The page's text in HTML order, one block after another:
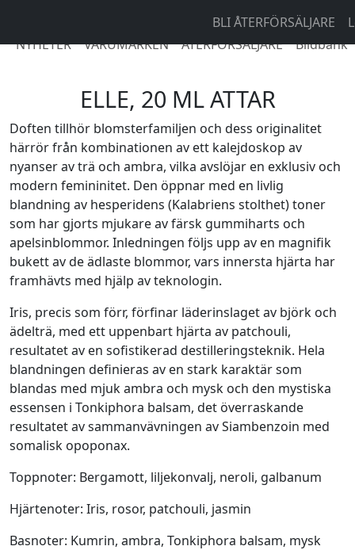
BLI ÅTERFÖRSÄLJARE
NYHETER
VARUMÄRKEN ÅTERFÖRSÄLJARE Bildbank
ELLE, 20 ML ATTAR
Doften tillhör blomsterfamiljen och dess originalitet
härrör från kombinationen av ett kalejdoskop av
nyanser av trä och ambra, vilka avslöjar en exklusiv och
modern femininitet. Den öppnar med en livlig
blandning av hesperidens (Kalabriens stolthet) toner
som har gjorts mjukare av färsk gummiharts och
apelsinblommor. Inledningen följs upp av en magnifik
bukett av de ädlaste blommor, vars innersta hjärta har
framhävts med hjälp av teknologin.
Iris, precis som förr, förfinar läderinslaget av björk och
ädelträ, med ett uppenbart hjärta av patchouli,
resultatet av en sofistikerad destilleringsteknik. Hela
blandningen definieras av en stark karaktär som
blandas med mjuk ambra och mysk och den mystiska
essensen i Tonkiphora balsam, det överraskande
resultatet av sammanvävningen av Siambenzoin med
somalisk opoponax.
Toppnoter: Bergamott, liljekonvalj, neroli, galbanum
Hjärtenoter: Iris, rosor, patchouli, jasmin
Basnoter: Kumrin, ambra, Tonkiphora balsam, mysk